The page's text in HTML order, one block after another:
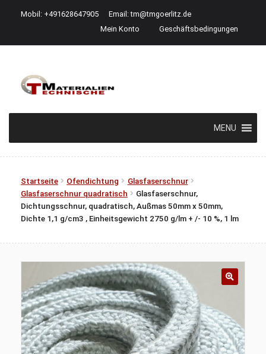
Mobil: +491628647905 Email:tm@tmgoerlitz.de
Mein Konto
Geschäftsbedingungen
Zur
Navigation
Zum
Inhalt
MENU
Startseite Ofendichtung
Glasfaserschnur
Glasfaserschnur quadratisch
Glasfaserschnur,
Dichtungsschnur, quadratisch, Außmas 50mm x 50mm,
Dichte 1,1 g/cm3 , Einheitsgewicht 2750 g/lm + /- 10 %, 1 lm